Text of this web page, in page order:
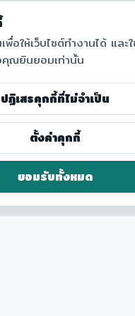
พื่อให้เว็บไซต์ทำงานได้ และ
อคุณยินยอมเท่านั้น
ปฏิเสธคุกกี้ที่ไม่จำเป็น
ตั้งค่าคุกกี้
ยอมรับทั้งหมด